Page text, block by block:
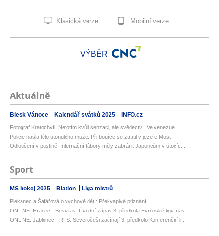
Klasická verze Mobilní verze
VÝBĚR
Aktuálně
Blesk Vánoce Kalendář svátků 2025 INFO.cz
Fotograf Kratochvíl: Nefotím kvůli senzaci, ale svědectví. Ve venezuel...
Policie našla tělo utonulého muže: Při bouřce se ztratil v jezeře Most
Odloučení v pustině. Internační tábory měly zabránit Japoncům v útocíc...
Sport
MS hokej 2025 Biatlon Liga mistrů
Plekanec a Šafářová o výchově dětí: Překvapivé přiznání
ONLINE: Hradec - Besiktas. Úvodní zápas 3. předkola Evropské ligy, nas...
ONLINE: Jablonec - RFS. Severočeši začínají 3. předkolo Konferenční li...